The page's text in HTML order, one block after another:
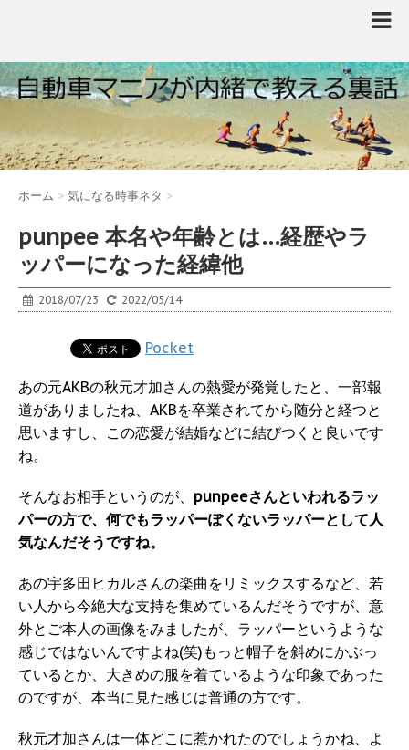
ホーム > 気になる時事ネタ >
punpee 本名や年齢とは…経歴やラ
ッパーになった経緯他
2018/07/23 2022/05/14
Pocket
あの元AKBの秋元才加さんの熱愛が発覚したと、一部報
道がありましたね、AKBを卒業されてから随分と経つと
思いますし、この恋愛が結婚などに結びつくと良いです
ね。
そんなお相手というのが、 punpeeさんといわれるラッ
パーの方で、何でもラッパーぽくないラッパーとして人
気なんだそうですね。
あの宇多田ヒカルさんの楽曲をリミックスするなど、若
い人から今絶大な支持を集めているんだそうですが、意
外とご本人の画像をみましたが、ラッパーというような
感じではないんですよね(笑)もっと帽子を斜めにかぶっ
ているとか、大きめの服を着ているような印象であった
のですが、本当に見た感じは普通の方です。
秋元才加さんは一体どこに惹かれたのでしょうかね、よ